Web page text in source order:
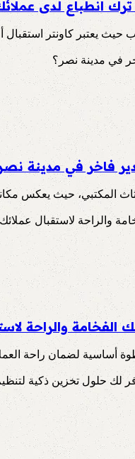
انطباع لدى
حيث يعتبر كاونتر
فاخر في مدينة
المكتبي، حيث يعكس
الفخامة والراحة
أساسية لضمان راحة